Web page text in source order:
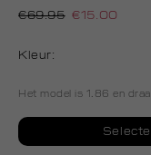
€69.95 €15.00
Kleur:
Het model is 1.86 en